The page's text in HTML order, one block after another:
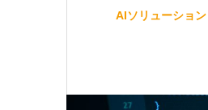
AIソリューション